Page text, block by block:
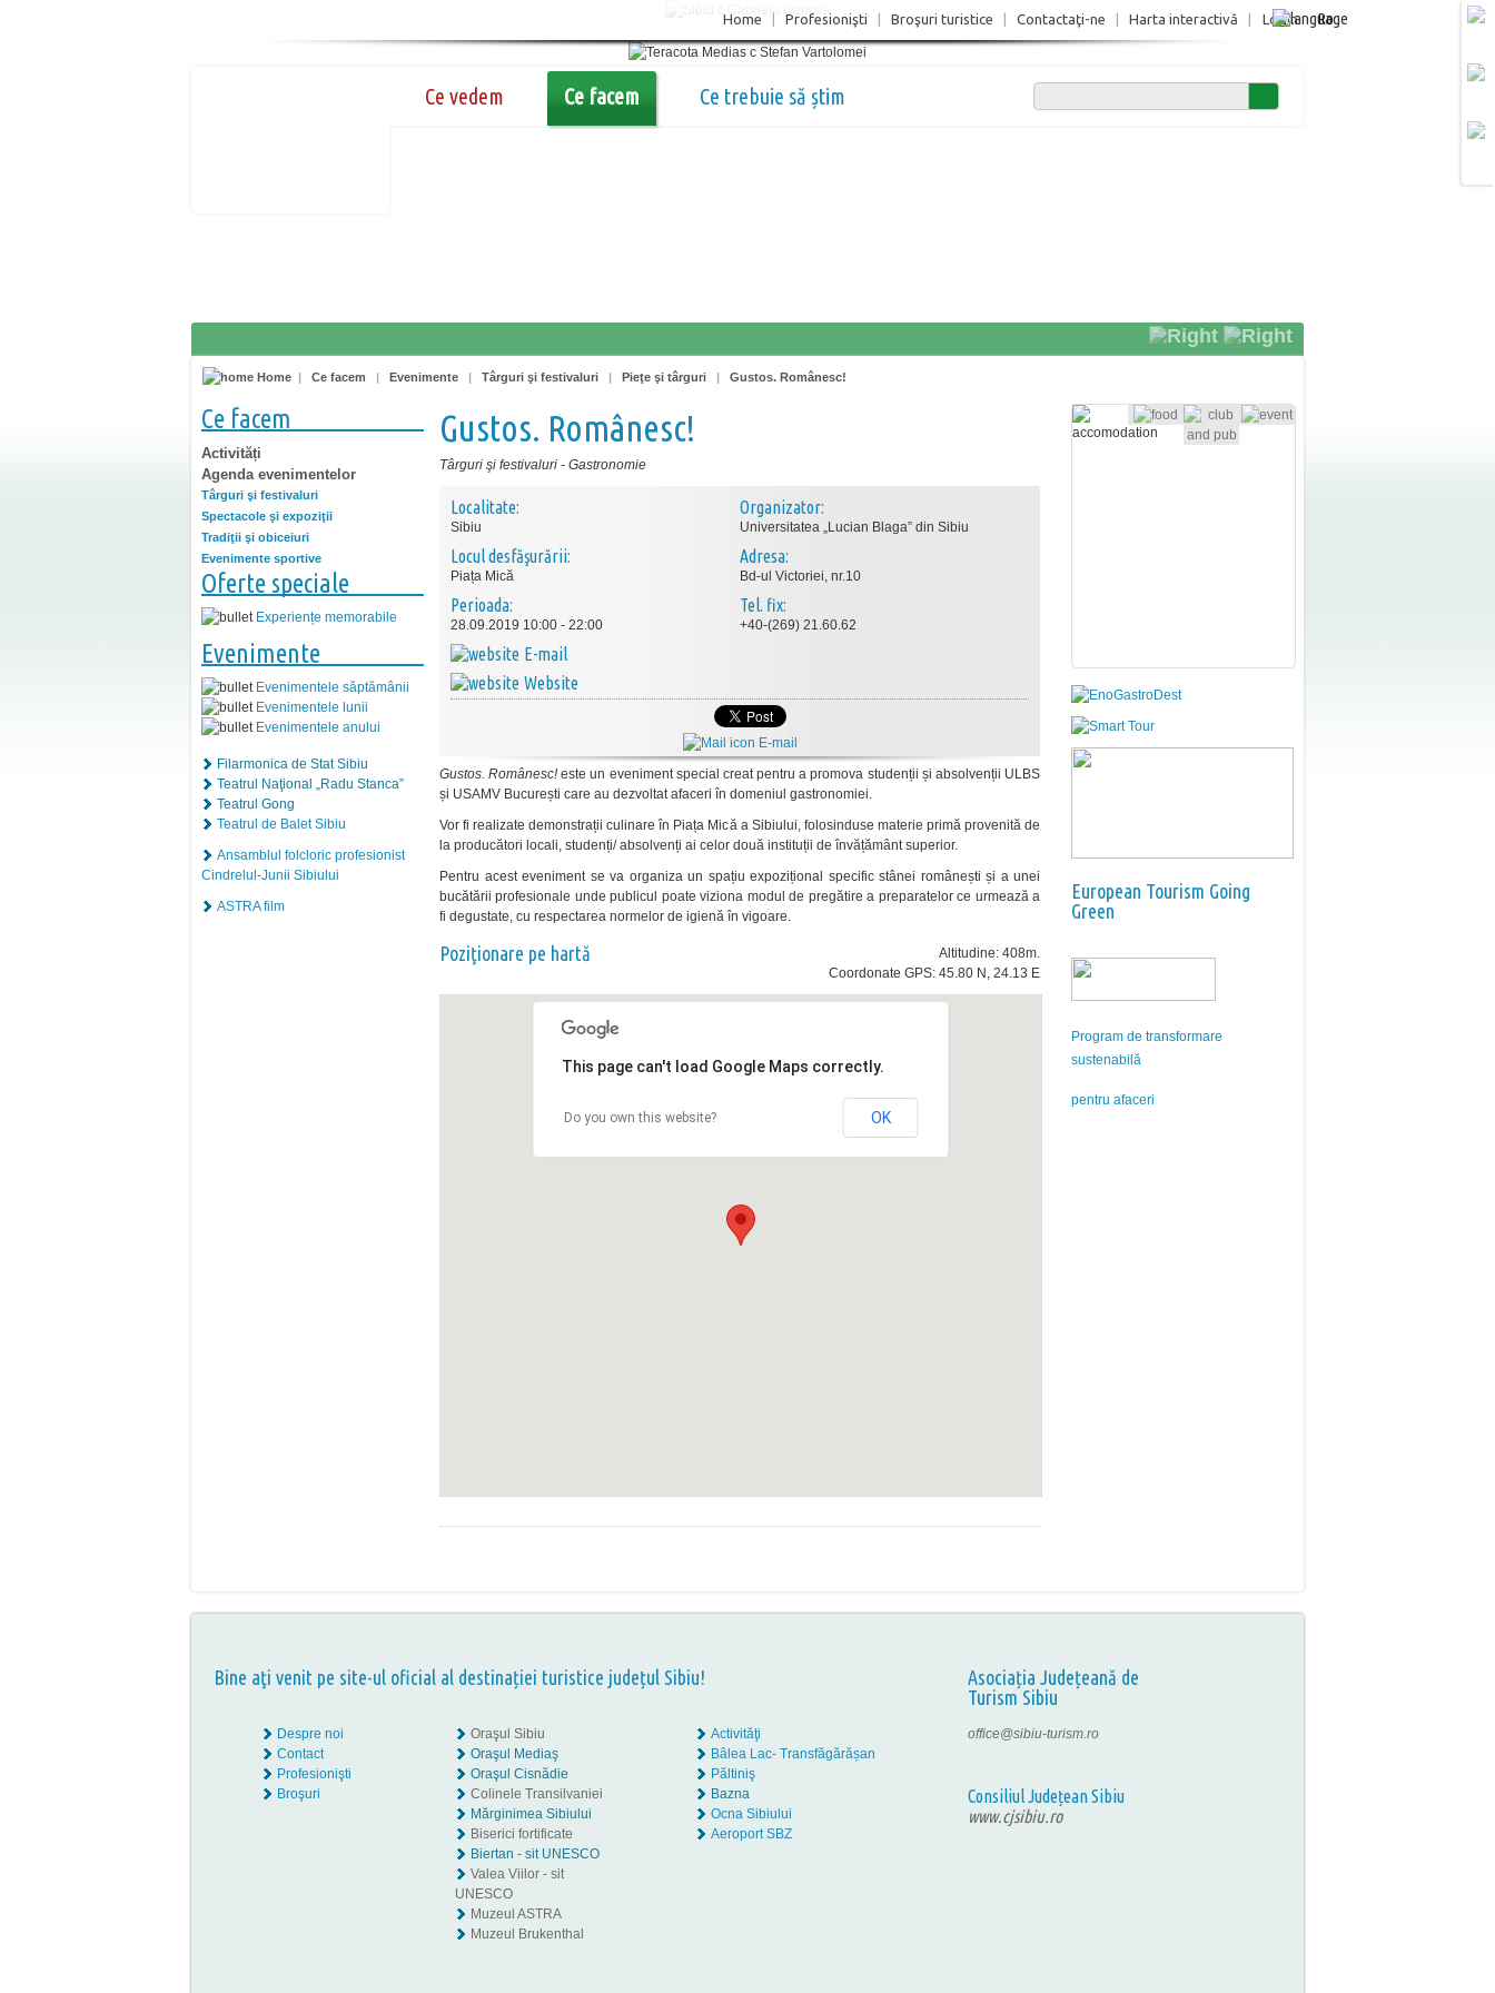
Login Ro
Home Profesionişti Broşuri turistice Contactaţi-ne Harta interactivă
Ce vedem Ce facem Ce trebuie să știm
Home | Ce facem | Evenimente | Târguri şi festivaluri | Pieţe şi târguri | Gustos. Românesc!
Ce facem
Activități
Agenda evenimentelor
Târguri şi festivaluri
Spectacole şi expoziţii
Tradiţii şi obiceiuri
Evenimente sportive
Oferte speciale
Experiențe memorabile
Evenimente
Evenimentele săptămânii
Evenimentele lunii
Evenimentele anului
Filarmonica de Stat Sibiu
Teatrul Naţional „Radu Stanca”
Teatrul Gong
Teatrul de Balet Sibiu
Ansamblul folcloric profesionist
Cindrelul-Junii Sibiului
ASTRA film
Gustos. Românesc!
Târguri şi festivaluri - Gastronomie
Localitate:
Sibiu
Locul desfăşurării:
Piața Mică
Perioada:
28.09.2019 10:00 - 22:00
E-mail
Website
Organizator:
Universitatea „Lucian Blaga” din Sibiu
Adresa:
Bd-ul Victoriei, nr.10
Tel. fix:
+40-(269) 21.60.62
E-mail
Gustos. Românesc!este un eveniment special creat pentru a promova studenții și absolvenții ULBS
și USAMV București care au dezvoltat afaceri în domeniul gastronomiei.
Vor fi realizate demonstrații culinare în Piața Mică a Sibiului, folosinduse materie primă provenită de
la producători locali, studenți/ absolvenți ai celor două instituții de învățământ superior.
Pentru acest eveniment se va organiza un spațiu expozițional specific stânei românești și a unei
bucătării profesionale unde publicul poate viziona modul de pregătire a preparatelor ce urmează a
fi degustate, cu respectarea normelor de igienă în vigoare.
Altitudine: 408m.
Coordonate GPS: 45.80 N, 24.13 E
Poziţionare pe hartă
This page can't load Google Maps correctly.
Do you own this website? OK
European Tourism Going
Green
Program de transformare
sustenabilă
pentru afaceri
Bine aţi venit pe site-ul oficial al destinației turistice județul Sibiu!
Asociația Județeană de
Turism Sibiu
Despre noi
Contact
Profesionişti
Broşuri
Oraşul Sibiu
Oraşul Mediaş
Oraşul Cisnădie
Colinele Transilvaniei
Mărginimea Sibiului
Biserici fortificate
Biertan - sit UNESCO
Valea Viilor - sit
UNESCO
Muzeul ASTRA
Muzeul Brukenthal
Activităţi
Bâlea Lac- Transfăgărășan
Păltiniş
Bazna
Ocna Sibiului
Aeroport SBZ
office@sibiu-turism.ro
Consiliul Județean Sibiu
www.cjsibiu.ro